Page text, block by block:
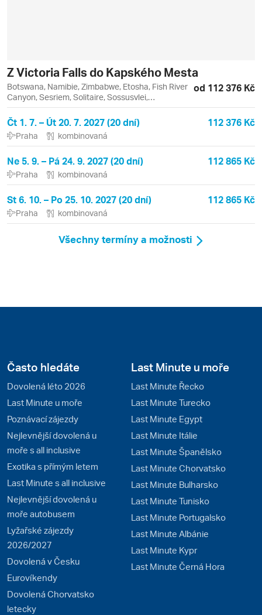
Z Victoria Falls do Kapského Mesta
Botswana, Namibie, Zimbabwe, Etosha, Fish River
Canyon, Sesriem, Solitaire, Sossusvlei,
Swakopmund
od 112 376 Kč
Čt 1. 7. – Út 20. 7. 2027 (20 dní) 112 376 Kč
Praha kombinovaná
Ne 5. 9. – Pá 24. 9. 2027 (20 dní) 112 865 Kč
Praha kombinovaná
St 6. 10. – Po 25. 10. 2027 (20 dní) 112 865 Kč
Praha kombinovaná
Všechny termíny a možnosti
Často hledáte
Dovolená léto 2026
Last Minute u moře
Poznávací zájezdy
Nejlevnější dovolená u
moře s all inclusive
Exotika s přímým letem
Last Minute s all inclusive
Nejlevnější dovolená u
moře autobusem
Lyžařské zájezdy
2026/2027
Dovolená v Česku
Eurovíkendy
Dovolená Chorvatsko
letecky
Last Minute u moře
Last Minute Řecko
Last Minute Turecko
Last Minute Egypt
Last Minute Itálie
Last Minute Španělsko
Last Minute Chorvatsko
Last Minute Bulharsko
Last Minute Tunisko
Last Minute Portugalsko
Last Minute Albánie
Last Minute Kypr
Last Minute Černá Hora